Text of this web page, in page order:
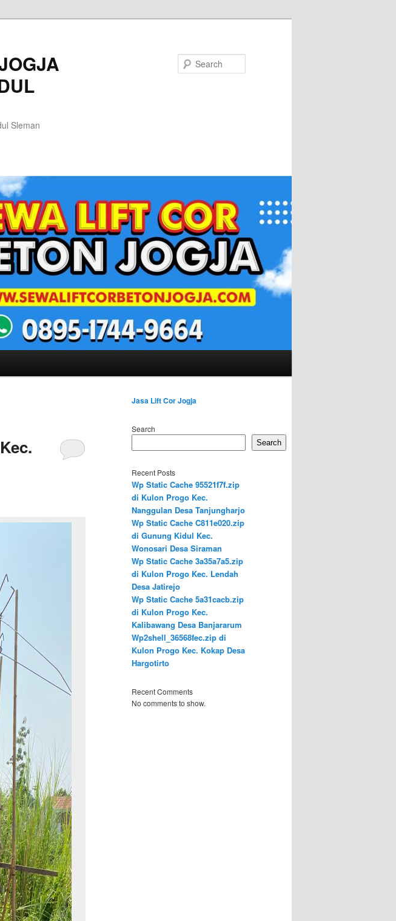
Sleman
Jasa Lift Cor Jogja
Search
Search
Recent Posts
Wp Static Cache 95521f7f.zip
di Kulon Progo Kec.
Nanggulan Desa Tanjungharjo
Wp Static Cache C811e020.zip
di Gunung Kidul Kec.
Wonosari Desa Siraman
Wp Static Cache 3a35a7a5.zip
di Kulon Progo Kec. Lendah
Desa Jatirejo
Wp Static Cache 5a31cacb.zip
di Kulon Progo Kec.
Kalibawang Desa Banjararum
Wp2shell_36568fec.zip di
Kulon Progo Kec. Kokap Desa
Hargotirto
Recent Comments
No comments to show.